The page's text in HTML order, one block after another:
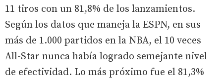
11 tiros con un 81,8% de los lanzamientos.
Según los datos que maneja la ESPN, en sus
más de 1.000 partidos en la NBA, el 10 veces
All-Star nunca había logrado semejante nivel
de efectividad. Lo más próximo fue el 81,3%